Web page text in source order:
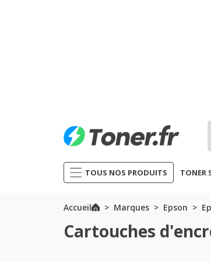
TOUS NOS PRODUITS TONER
Accueil Marques Epson
Cartouches